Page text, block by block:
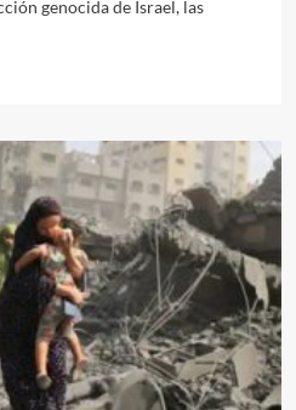
genocida de Israel, las